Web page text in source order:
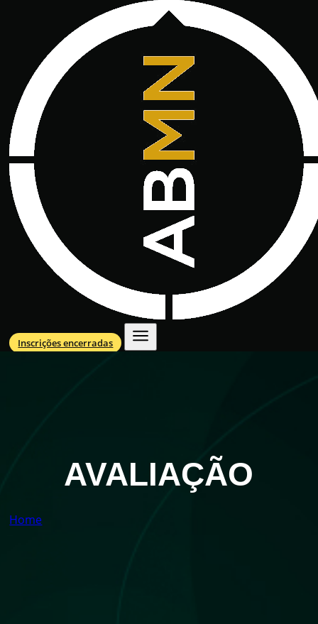
Inscrições encerradas
AVALIAÇÃO
Home